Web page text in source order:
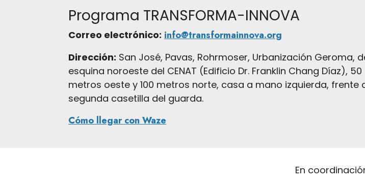
Programa TRANSFORMA-INNOVA
Correo electrónico: info@transformainnova.org
Dirección: San José, Pavas, Rohrmoser, Urbanización Geroma,
esquina noroeste del CENAT (Edificio Dr. Franklin Chang Díaz), 50
metros oeste y 100 metros norte, casa a mano izquierda, frente
segunda casetilla del guarda.
Cómo llegar con Waze
En